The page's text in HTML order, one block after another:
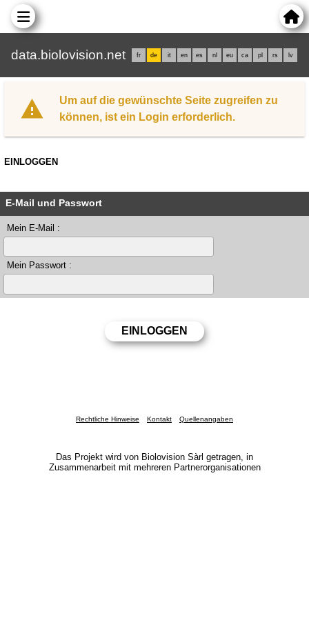
data.biolovision.net fr de it en es nl eu ca pl rs lv
Um auf die gewünschte Seite zugreifen zu
können, ist ein Login erforderlich.
EINLOGGEN
E-Mail und Passwort
Mein E-Mail :
Mein Passwort :
Rechtliche Hinweise Kontakt Quellenangaben
Das Projekt wird von Biolovision Sàrl getragen, in
Zusammenarbeit mit mehreren Partnerorganisationen